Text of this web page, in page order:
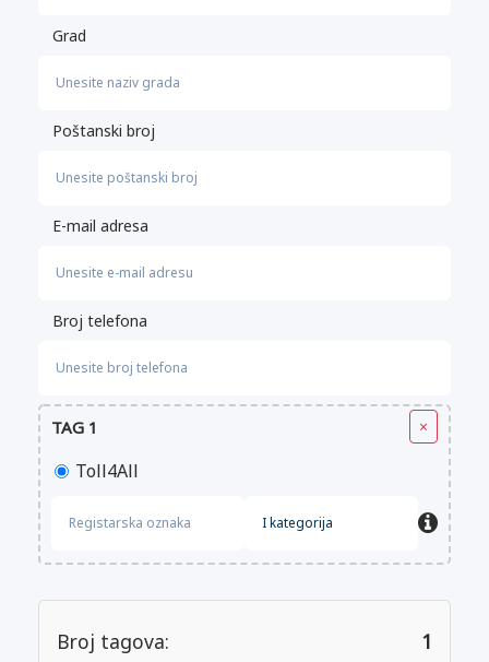
Grad
Poštanski broj
E-mail adresa
Broj telefona
TAG 1 ×
Toll4All
Broj tagova:
1